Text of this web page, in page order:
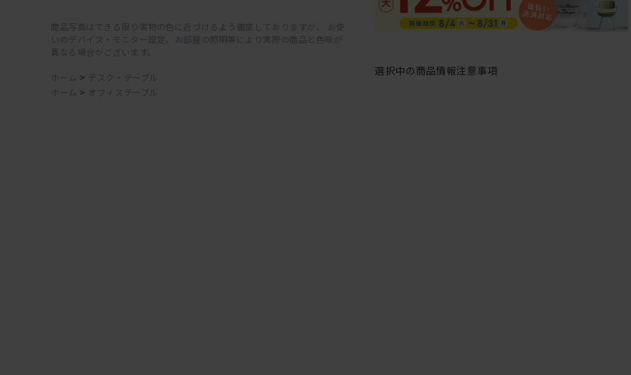
商品写真はできる限り実物の色に近づけるよう徹底しておりますが、 お使
いのデバイス・モニター設定、お部屋の照明等により実際の商品と色味が
異なる場合がございます。
ホーム > デスク・テーブル
ホーム > オフィステーブル
選択中の商品情報注意事項